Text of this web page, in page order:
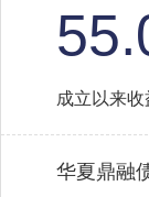
成立以来收
华夏鼎融